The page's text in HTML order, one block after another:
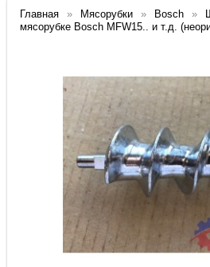
Главная Мясорубки Bosch
мясорубке Bosch MFW15.. и т.д.